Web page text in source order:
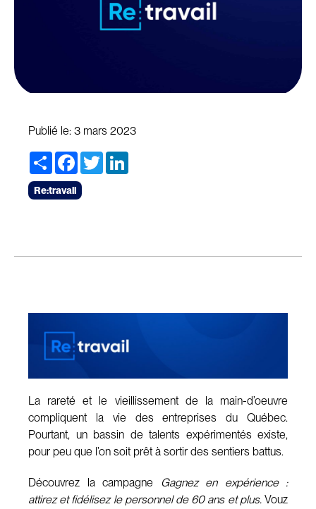
Publié le: 3 mars 2023
Share Facebook
Twitter
Re:travail
La rareté et le vieillissement de la main-d’oeuvre
compliquent la vie des entreprises du Québec.
Pourtant, un bassin de talents expérimentés existe,
pour peu que l’on soit prêt à sortir des sentiers battus.
Découvrez la campagne Gagnez en expérience :
attirez et fidélisez le personnel de 60 ans et plus.Vouz